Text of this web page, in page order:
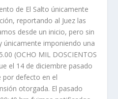
de El Salto únicamente
reportando al Juez las
desde un inicio, pero sin
únicamente imponiendo una
(OCHO MIL DOSCIENTOS
el 14 de diciembre pasado
por defecto en el
otorgada. El pasado